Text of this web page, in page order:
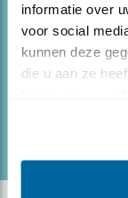
informatie over
voor social
kunnen deze
die u aan ze
STOERE
06.05.19Lukt
passen aan